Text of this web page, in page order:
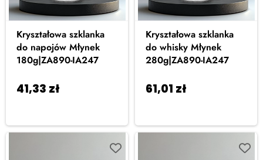
Kryształowa szklanka
do napojów Młynek
180g|ZA890-IA247
41,33 zł
Kryształowa szklanka
do whisky Młynek
280g|ZA890-IA247
61,01 zł